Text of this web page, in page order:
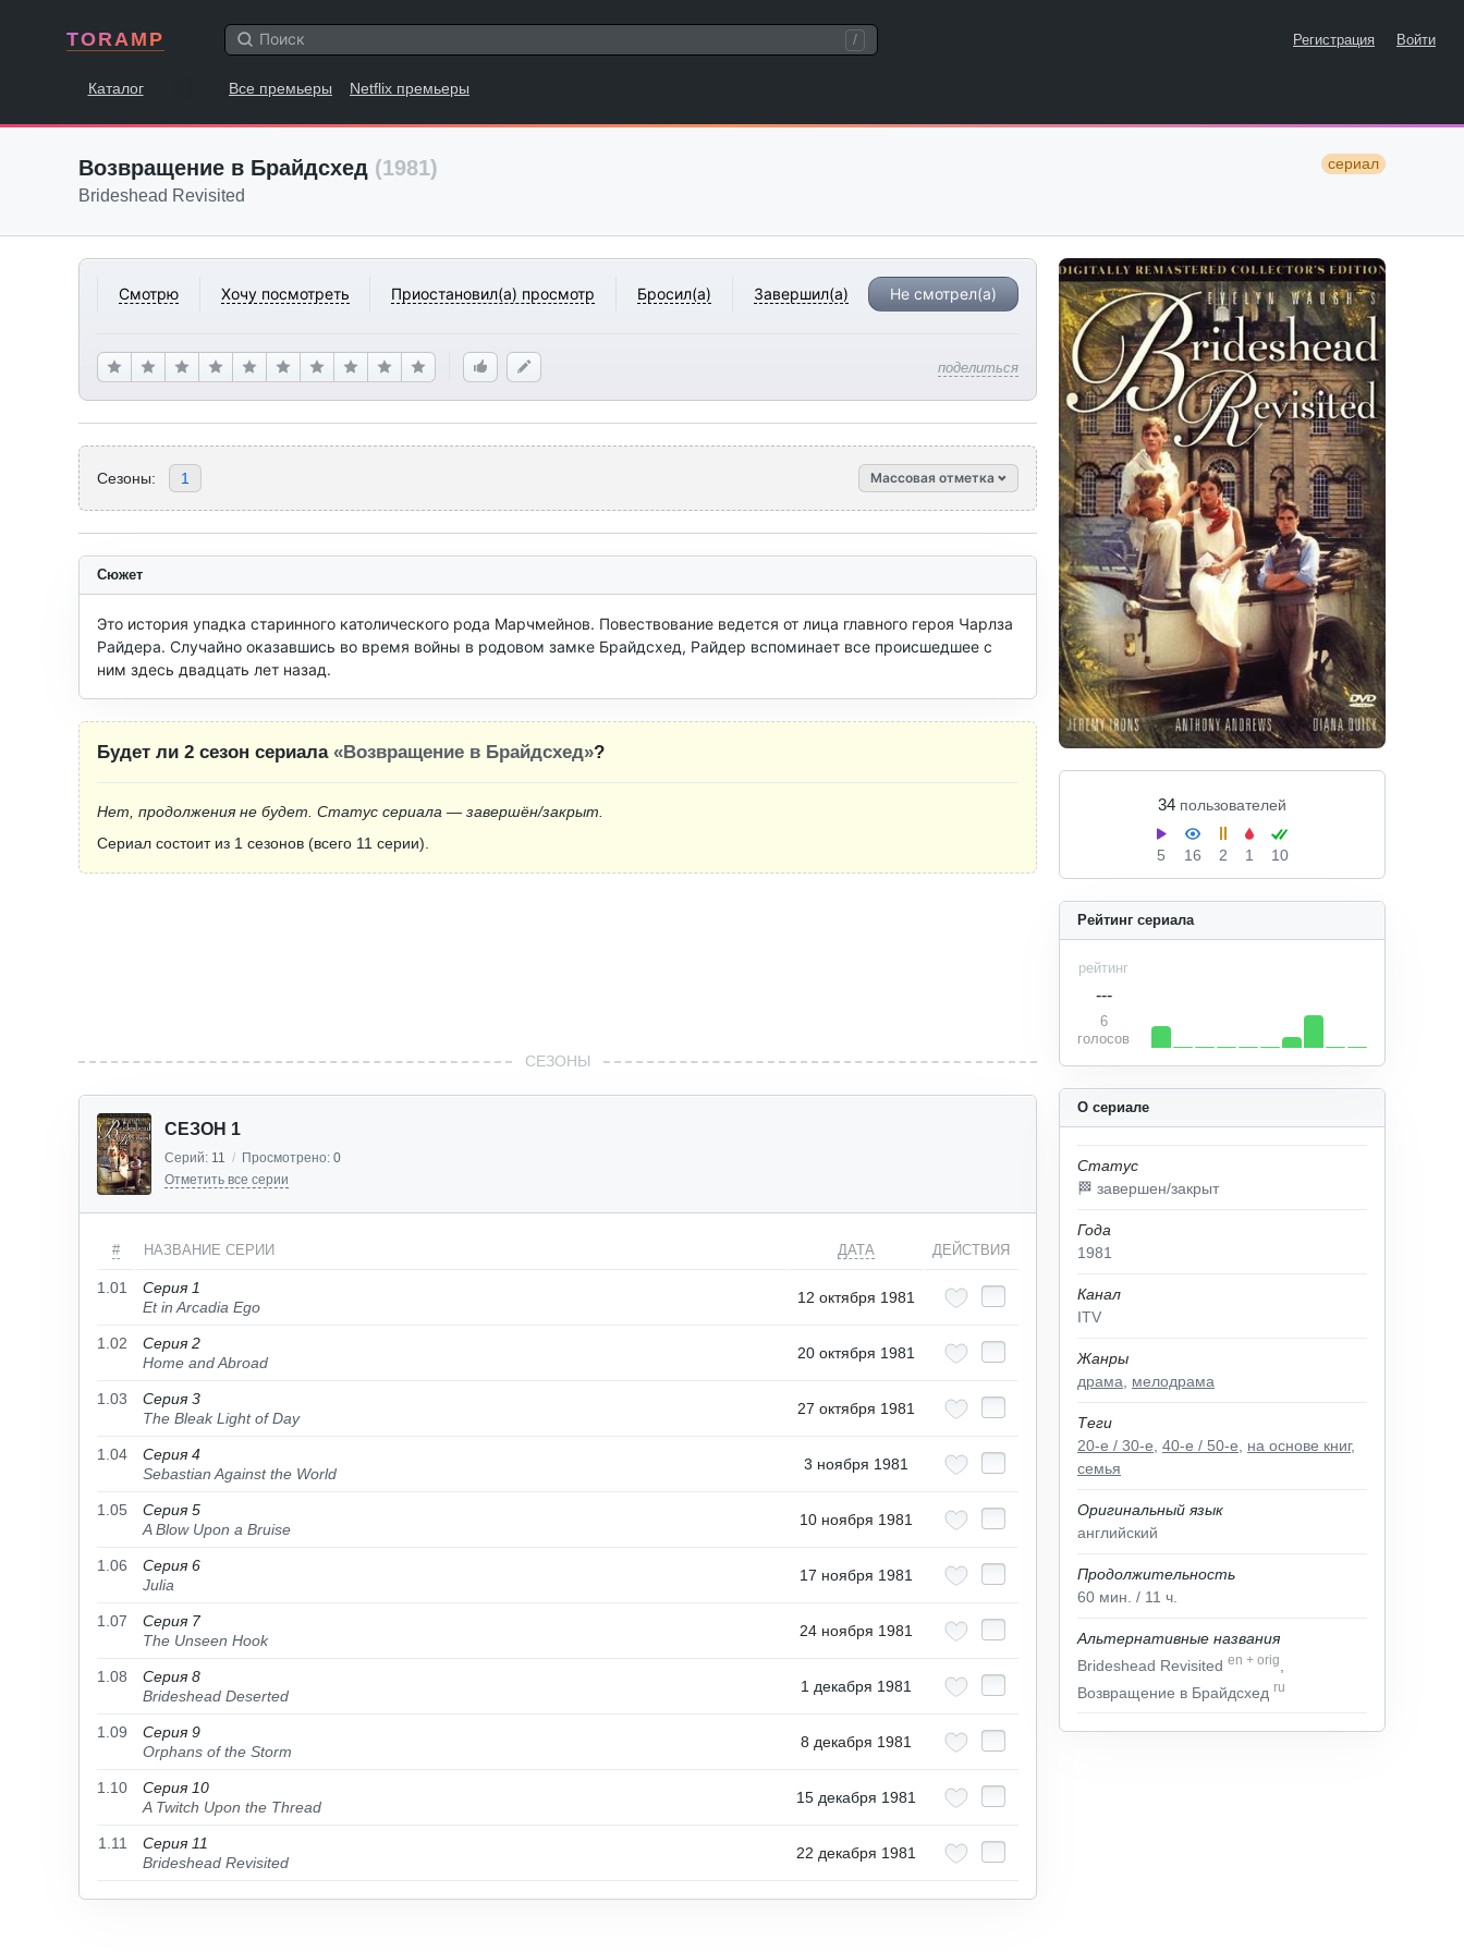
TORAMP / Регистрация Войти
Каталог Все премьеры Netflix премьеры
Возвращение в Брайдсхед (1981) сериал
Brideshead Revisited
Смотрю Хочу посмотреть Приостановил(а) просмотр Бросил(а) Завершил(а) Не смотрел(а)
поделиться
34 пользователей
5 16 2 1 10
Сезоны: 1 Массовая отметка
О сериале
Статус
🏁 завершен/закрыт
Года
1981
Канал
ITV
Жанры
драма
мелодрама
Теги
20-е / 30-е 40-е / 50-е на основе книг,
семья
Оригинальный язык
английский
Продолжительность
60 мин. / 11 ч.
Альтернативные названия
Brideshead Revisited en + orig
Возвращение в Брайдсхед ru
Рейтинг сериала
рейтинг
---
6
голосов
Сюжет
Это история упадка старинного католического рода Марчмейнов. Повествование ведется от лица главного героя Чарлза
Райдера. Случайно оказавшись во время войны в родовом замке Брайдсхед, Райдер вспоминает все происшедшее с
ним здесь двадцать лет назад.
Будет ли 2 сезон сериала «Возвращение в Брайдсхед»?
Нет, продолжения не будет. Статус сериала — завершён/закрыт.
Сериал состоит из 1 сезонов (всего 11 серии).
СЕЗОНЫ
СЕЗОН 1
Серий: 11 / Просмотрено: 0
Отметить все серии
# НАЗВАНИЕ СЕРИИ ДАТА ДЕЙСТВИЯ
1.01
Серия 1
Et in Arcadia Ego
12 октября 1981
1.02
Серия 2
Home and Abroad
20 октября 1981
1.03
Серия 3
The Bleak Light of Day
27 октября 1981
1.04
Серия 4
Sebastian Against the World
3 ноября 1981
1.05
Серия 5
A Blow Upon a Bruise
10 ноября 1981
1.06
Серия 6
Julia
17 ноября 1981
1.07
Серия 7
The Unseen Hook
24 ноября 1981
1.08
Серия 8
Brideshead Deserted
1 декабря 1981
1.09
Серия 9
Orphans of the Storm
8 декабря 1981
1.10
Серия 10
A Twitch Upon the Thread
15 декабря 1981
1.11
Серия 11
Brideshead Revisited
22 декабря 1981